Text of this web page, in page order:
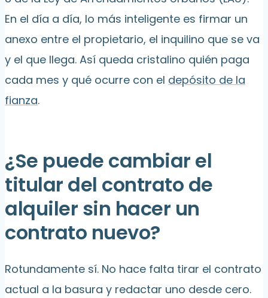
En el día a día, lo más inteligente es firmar un
anexo entre el propietario, el inquilino que se va
y el que llega. Así queda cristalino quién paga
cada mes y qué ocurre con el depósito de la
fianza.
¿Se puede cambiar el
titular del contrato de
alquiler sin hacer un
contrato nuevo?
Rotundamente sí. No hace falta tirar el contrato
actual a la basura y redactar uno desde cero.